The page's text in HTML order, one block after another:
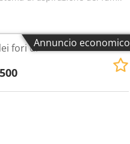
Annuncio economico
fori di